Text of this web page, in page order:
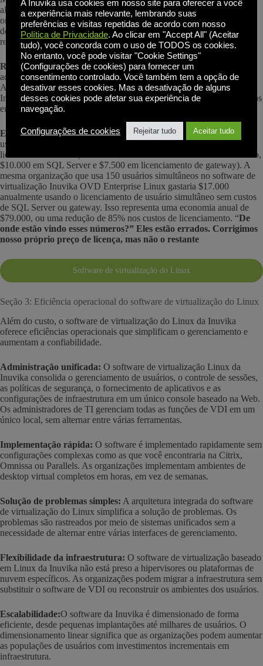
alcança maior densidade de usuários por servidor físico. As
organizações precisam de menos servidores para suportar populações
de usuários equivalentes, reduzindo os custos de hardware, energia,
refrigeração e data center.
Redução dos custos operacionais:A arquitetura simplificada e a
administração unificada reduzem os requisitos de mão de obra de TI.
As organizações que usam o software de virtualização Linux da
Inuvika relatam que precisam de menos administradores especializados
em comparação com plataformas complexas.
Exemplo de custo:Uma organização com 500 usuários e 150
usuários simultâneos pode gastar $92.500 anualmente em
licenciamento Citrix (incluindo $75.000 em taxas de usuário nomeado,
$10.000 em SQL Server e $7.500 em licenciamento de gateway). A
mesma organização que usa 150 usuários simultâneos no software de
virtualização Inuvika OVD Enterprise Linux gastaria $17.000
anualmente usando o licenciamento de usuário simultâneo sem custos
de SQL Server ou gateway. Isso representa uma economia anual de
$79.000, ou uma redução de 85% nos custos de licenciamento. “De
onde estão vindo esses números?” Eles estão errados. Corrigimos
nosso próprio preço de licença, mas não o restante
Software de virtualização do Linux
Seção 3: Eficiência operacional do software de virtualização do Linux
Além do custo, o software de virtualização do Linux da Inuvika
oferece eficiências operacionais que simplificam o gerenciamento e
aumentam a confiabilidade.
Administração unificada: O software de virtualização Linux da
Inuvika consolida o gerenciamento de usuários, o controle de sessões,
as políticas de segurança, o fornecimento de aplicativos e as
configurações de infraestrutura em um único console baseado na Web.
Os administradores de TI gerenciam todas as funções de VDI em um
único local, sem alternar entre várias ferramentas.
Implementação rápida: O software é implementado rapidamente sem
configurações complexas como as que você encontraria na Citrix,
Omnissa ou Parallels. As organizações implementam ambientes de
desktop virtual completos em horas, em vez de semanas.
Solução de problemas simples: A arquitetura integrada do software
de virtualização do Linux simplifica a solução de problemas. Os
problemas são rastreados por meio de sistemas unificados sem a
necessidade de alternar entre várias interfaces de gerenciamento.
Flexibilidade da infraestrutura: O software de virtualização baseado
em Linux da Inuvika não está preso a hipervisores ou plataformas de
nuvem específicos. As organizações podem migrar a infraestrutura sem
substituir o software de VDI ou reconstruir os ambientes dos usuários.
Escalabilidade:O software da Inuvika é dimensionado de forma
eficiente, desde pequenas implantações até milhares de usuários. O
dimensionamento linear significa que as organizações podem aumentar
as populações de usuários com investimentos incrementais em
infraestrutura.
A Inuvika usa cookies em nosso site para oferecer a você
a experiência mais relevante, lembrando suas
preferências e visitas repetidas de acordo com nosso
Política de Privacidade. Ao clicar em "Accept All" (Aceitar
tudo), você concorda com o uso de TODOS os cookies.
No entanto, você pode visitar "Cookie Settings"
(Configurações de cookies) para fornecer um
consentimento controlado. Você também tem a opção de
desativar esses cookies. Mas a desativação de alguns
desses cookies pode afetar sua experiência de
navegação.
Configurações de cookies Rejeitar tudo Aceitar tudo